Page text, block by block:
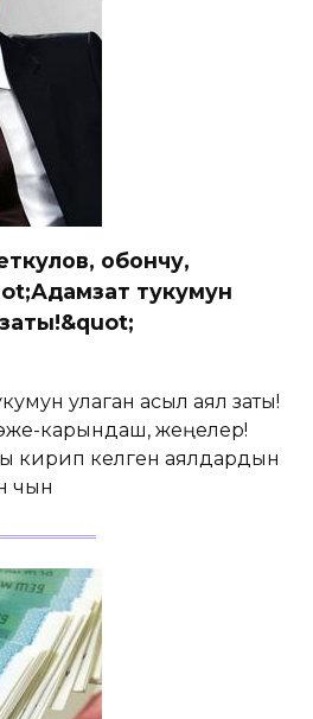
обончу,
тукумун
улаган асыл аял заты!
карындаш, жеңелер!
кирип келген аялдардын
чын